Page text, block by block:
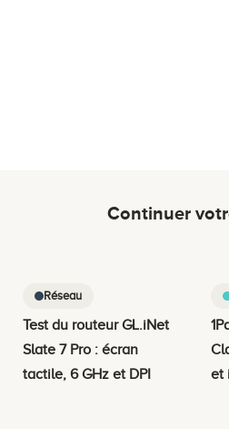
Continuer
Réseau
Test du routeur GL.iNet
Slate 7 Pro : écran
tactile, 6 GHz et DPI
et